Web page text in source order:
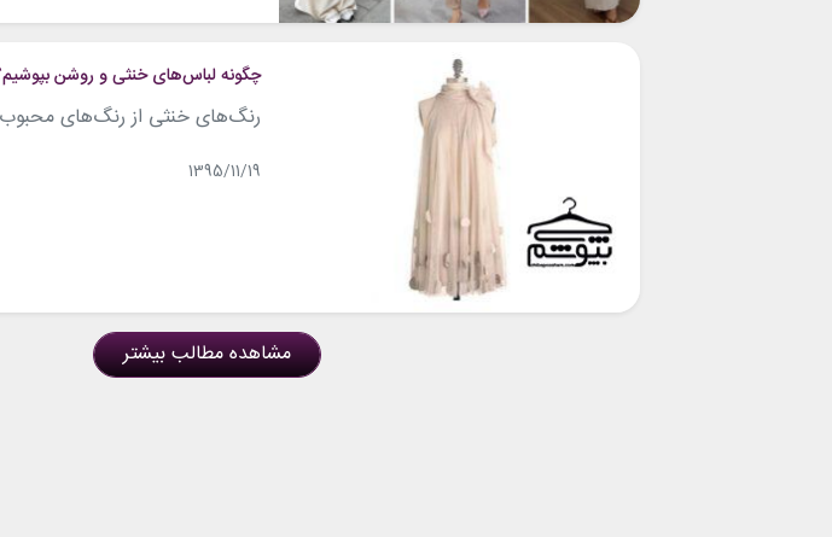
چگونه لباس‌های خنثی و روشن
1395/11/19
مشاهده مطالب بیشتر